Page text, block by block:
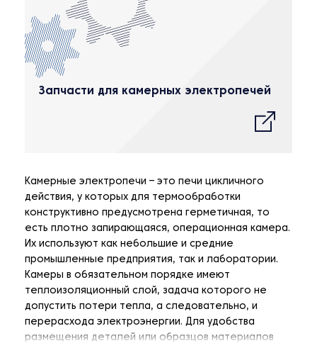
Запчасти для камерных электропечей
Камерные электропечи – это печи цикличного
действия, у которых для термообработки
конструктивно предусмотрена герметичная, то
есть плотно запирающаяся, операционная камера.
Их используют как небольшие и средние
промышленные предприятия, так и лаборатории.
Камеры в обязательном порядке имеют
теплоизоляционный слой, задача которого не
допустить потери тепла, а следовательно, и
перерасхода электроэнергии. Для удобства
размещения деталей или образцов материалов